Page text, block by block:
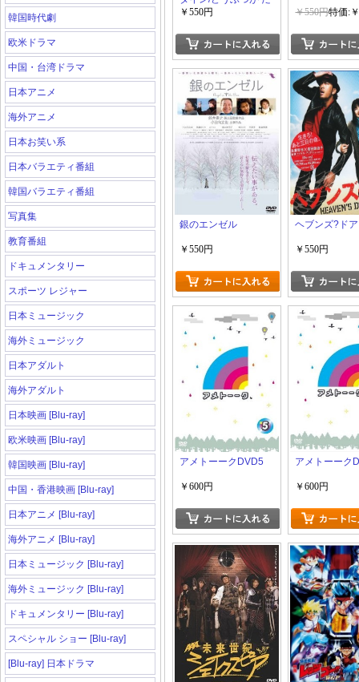
韓国時代劇
欧米ドラマ
中国・台湾ドラマ
日本アニメ
海外アニメ
日本お笑い系
日本バラエティ番組
韓国バラエティ番組
写真集
教育番組
ドキュメンタリー
スポーツ レジャー
日本ミュージック
海外ミュージック
日本アダルト
海外アダルト
日本映画 [Blu-ray]
欧米映画 [Blu-ray]
韓国映画 [Blu-ray]
中国・香港映画 [Blu-ray]
日本アニメ [Blu-ray]
海外アニメ [Blu-ray]
日本ミュージック [Blu-ray]
海外ミュージック [Blu-ray]
ドキュメンタリー [Blu-ray]
スペシャル ショー [Blu-ray]
[Blu-ray] 日本ドラマ
いすき
￥550円 ￥550円特価:
銀のエンゼル
￥550円
ヘブンズ?ドア
￥550円
アメトーークDVD5
￥600円
アメトーーク
￥600円